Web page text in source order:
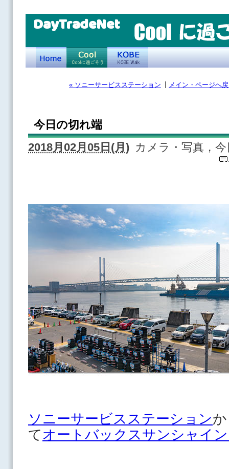
DayTradeNet
« ソニーサービスステーション メイン・ページへ
今日の切れ端
2018月02月05日(月) カメラ・写真，
ソニーサービスステーション
てオートバックスサンシャイ